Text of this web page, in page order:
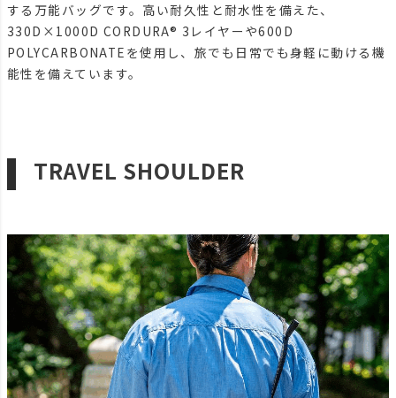
する万能バッグです。高い耐久性と耐水性を備えた、
330D×1000D CORDURA® 3レイヤーや600D
POLYCARBONATEを使用し、旅でも日常でも身軽に動ける機
能性を備えています。
TRAVEL SHOULDER